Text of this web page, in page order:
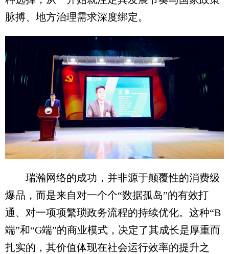
脉搏、地方治理需求深度绑定。
瑞瀚网络的成功，并非源于颠覆性的消费级
爆品，而是来自对一个个“数据孤岛”的有效打
通、对一项项繁琐政务流程的持续优化。这种“B
端”和“G端”的商业模式，决定了其成长是厚重而
扎实的，其价值体现在社会运行效率的提升之